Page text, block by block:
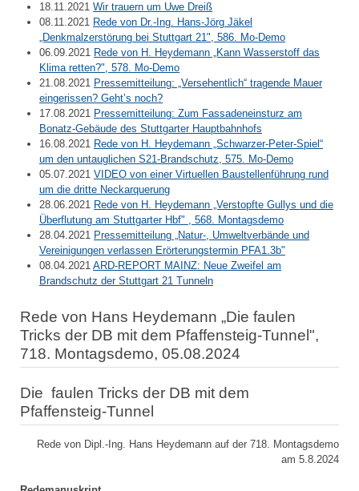
18.11.2021 Wir trauern um Uwe Dreiß
08.11.2021 Rede von Dr.-Ing. Hans-Jörg Jäkel
„Denkmalzerstörung bei Stuttgart 21", 586. Mo-Demo
06.09.2021 Rede von H. Heydemann „Kann Wasserstoff das
Klima retten?", 578. Mo-Demo
21.08.2021 Pressemitteilung: „Versehentlich“ tragende Mauer
eingerissen? Geht’s noch?
17.08.2021 Pressemitteilung: Zum Fassadeneinsturz am
Bonatz-Gebäude des Stuttgarter Hauptbahnhofs
16.08.2021 Rede von H. Heydemann „Schwarzer-Peter-Spiel“
um den untauglichen S21-Brandschutz, 575. Mo-Demo
05.07.2021 VIDEO von einer Virtuellen Baustellenführung rund
um die dritte Neckarquerung
28.06.2021 Rede von H. Heydemann „Verstopfte Gullys und die
Überflutung am Stuttgarter Hbf" , 568. Montagsdemo
28.04.2021 Pressemitteilung „Natur-, Umweltverbände und
Vereinigungen verlassen Erörterungstermin PFA1.3b"
08.04.2021 ARD-REPORT MAINZ: Neue Zweifel am
Brandschutz der Stuttgart 21 Tunneln
Rede von Hans Heydemann „Die faulen
Tricks der DB mit dem Pfaffensteig-Tunnel",
718. Montagsdemo, 05.08.2024
Die faulen Tricks der DB mit dem
Pfaffensteig-Tunnel
Rede von Dipl.-Ing. Hans Heydemann auf der 718. Montagsdemo
am 5.8.2024